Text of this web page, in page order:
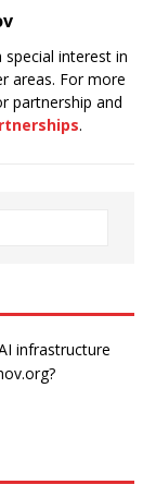
interest in
areas. For more
partnership and
.
infrastructure